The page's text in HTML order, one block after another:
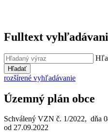
Fulltext
Hľadať
rozšírené vyhľadávanie
Územný plán obce
Schválený VZN č. 1/2022, dňa
od 27.09.2022